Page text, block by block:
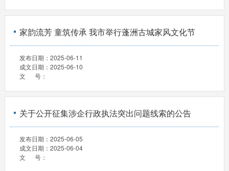
家韵流芳 童筑传承 我市举行蓬洲古城家风文化节
发布日期： 2025-06-11
成文日期： 2025-06-10
文 号：
关于公开征集涉企行政执法突出问题线索的公告
发布日期： 2025-06-05
成文日期： 2025-06-04
文 号：